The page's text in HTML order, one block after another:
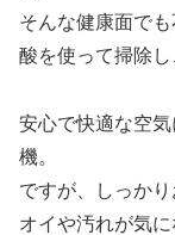
そんな健康面で
酸を使って掃除し
安心で快適な空
機。
ですが、しっか
オイや汚れが気